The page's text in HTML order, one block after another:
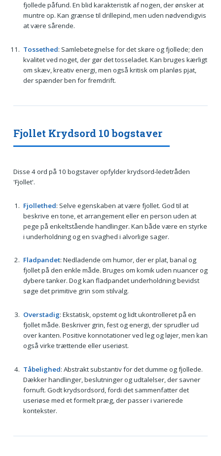
fjollede påfund. En blid karakteristik af nogen, der ønsker at
muntre op. Kan grænse til drillepind, men uden nødvendigvis
at være sårende.
Tossethed: Samlebetegnelse for det skøre og fjollede; den
kvalitet ved noget, der gør det tosseladet. Kan bruges kærligt
om skæv, kreativ energi, men også kritisk om planløs pjat,
der spænder ben for fremdrift.
Fjollet Krydsord 10 bogstaver
Disse 4 ord på 10 bogstaver opfylder krydsord-ledetråden
'Fjollet'.
Fjollethed: Selve egenskaben at være fjollet. God til at
beskrive en tone, et arrangement eller en person uden at
pege på enkeltstående handlinger. Kan både være en styrke
i underholdning og en svaghed i alvorlige sager.
Fladpandet: Nedladende om humor, der er plat, banal og
fjollet på den enkle måde. Bruges om komik uden nuancer og
dybere tanker. Dog kan fladpandet underholdning bevidst
søge det primitive grin som stilvalg.
Overstadig: Ekstatisk, opstemt og lidt ukontrolleret på en
fjollet måde. Beskriver grin, fest og energi, der sprudler ud
over kanten. Positive konnotationer ved leg og løjer, men kan
også virke trættende eller useriøst.
Tåbelighed: Abstrakt substantiv for det dumme og fjollede.
Dækker handlinger, beslutninger og udtalelser, der savner
fornuft. Godt krydsordsord, fordi det sammenfatter det
useriøse med et formelt præg, der passer i varierede
kontekster.